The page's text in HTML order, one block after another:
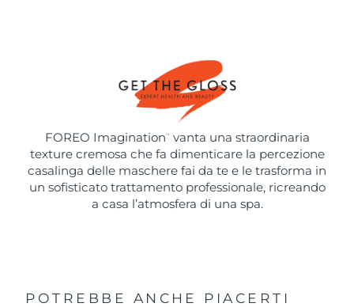
FOREO Imagination ™
vanta una straordinaria
texture cremosa che fa dimenticare la percezione
casalinga delle maschere fai da te e le trasforma in
un sofisticato trattamento professionale, ricreando
a casa l’atmosfera di una spa.
POTREBBE ANCHE PIACERTI